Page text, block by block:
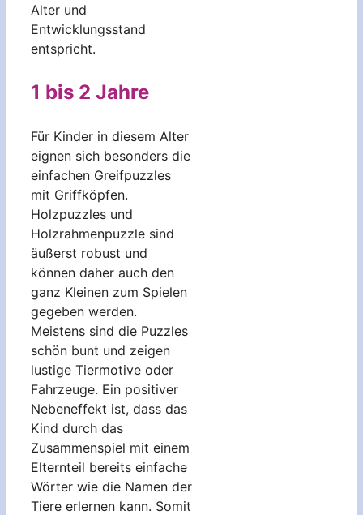
Alter und
Entwicklungsstand
entspricht.
1 bis 2 Jahre
Für Kinder in diesem Alter
eignen sich besonders die
einfachen Greifpuzzles
mit Griffköpfen.
Holzpuzzles und
Holzrahmenpuzzle sind
äußerst robust und
können daher auch den
ganz Kleinen zum Spielen
gegeben werden.
Meistens sind die Puzzles
schön bunt und zeigen
lustige Tiermotive oder
Fahrzeuge. Ein positiver
Nebeneffekt ist, dass das
Kind durch das
Zusammenspiel mit einem
Elternteil bereits einfache
Wörter wie die Namen der
Tiere erlernen kann. Somit